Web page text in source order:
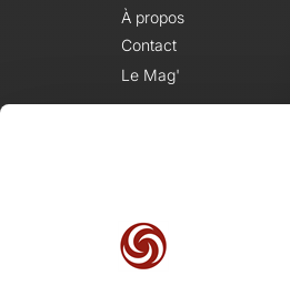
À propos
Contact
Le Mag'